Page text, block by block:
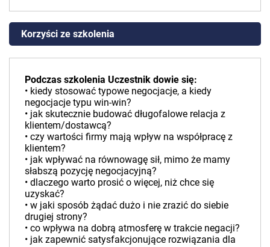
Korzyści ze szkolenia
Podczas szkolenia Uczestnik dowie się:
• kiedy stosować typowe negocjacje, a kiedy
negocjacje typu win-win?
• jak skutecznie budować długofalowe relacja z
klientem/dostawcą?
• czy wartości firmy mają wpływ na współpracę z
klientem?
• jak wpływać na równowagę sił, mimo że mamy
słabszą pozycję negocjacyjną?
• dlaczego warto prosić o więcej, niż chce się
uzyskać?
• w jaki sposób żądać dużo i nie zrazić do siebie
drugiej strony?
• co wpływa na dobrą atmosferę w trakcie negacji?
• jak zapewnić satysfakcjonujące rozwiązania dla